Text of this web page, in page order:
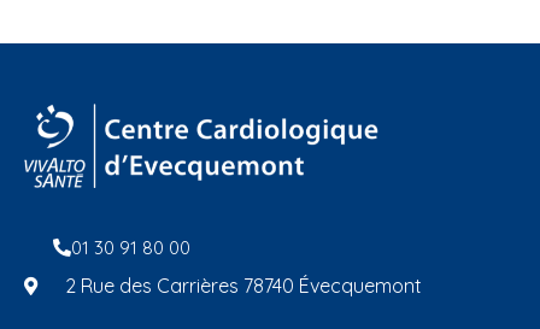
01 30 91 80 00
2 Rue des Carrières 78740 Évecquemont